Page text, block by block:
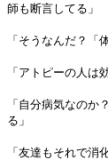
師も断言してる」
「そうなんだ？「
「アトピーの人は
「自分病気なのか
る」
「友達もそれで消